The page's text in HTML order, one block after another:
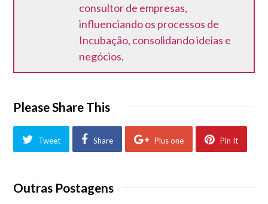
consultor de empresas,
influenciando os processos de
Incubação, consolidando ideias e
negócios.
Please Share This
Tweet Share Plus one Pin It
Outras Postagens